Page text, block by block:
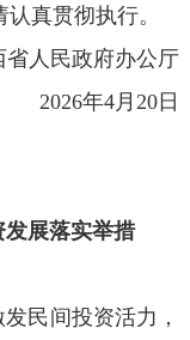
真贯彻执行。
省人民政府办公厅
2026年4月20日
展落实举措
民间投资活力，